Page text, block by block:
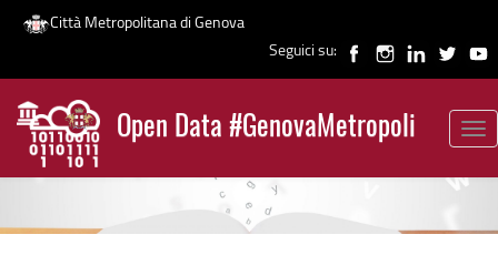
Salta
contenuto
principale
Città Metropolitana di Genova
Seguici su:
Open Data #GenovaMetropoli
News